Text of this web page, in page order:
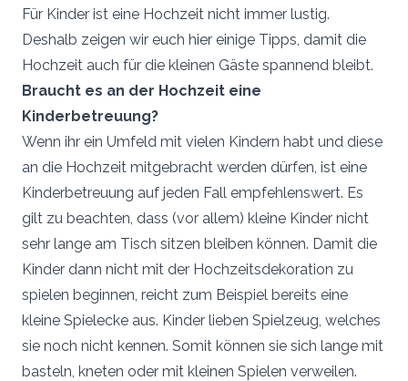
Für Kinder ist eine Hochzeit nicht immer lustig.
Deshalb zeigen wir euch hier einige Tipps, damit die
Hochzeit auch für die kleinen Gäste spannend bleibt.
Braucht es an der Hochzeit eine
Kinderbetreuung?
Wenn ihr ein Umfeld mit vielen Kindern habt und diese
an die Hochzeit mitgebracht werden dürfen, ist eine
Kinderbetreuung auf jeden Fall empfehlenswert. Es
gilt zu beachten, dass (vor allem) kleine Kinder nicht
sehr lange am Tisch sitzen bleiben können. Damit die
Kinder dann nicht mit der Hochzeitsdekoration zu
spielen beginnen, reicht zum Beispiel bereits eine
kleine Spielecke aus. Kinder lieben Spielzeug, welches
sie noch nicht kennen. Somit können sie sich lange mit
basteln, kneten oder mit kleinen Spielen verweilen.